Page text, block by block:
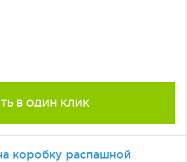
В ОДИН КЛИК
коробку распашной